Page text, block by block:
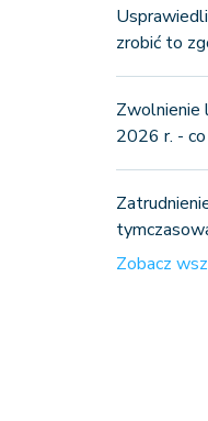
zrobić to
Zwolnienie
2026 r. -
Zobacz